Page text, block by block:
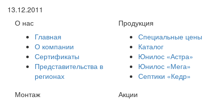
13.12.2011
О нас
Главная
О компании
Сертификаты
Представительства в
регионах
Продукция
Специальные цены
Каталог
Юнилос «Астра»
Юнилос «Мега»
Септики «Кедр»
Монтаж
Акции